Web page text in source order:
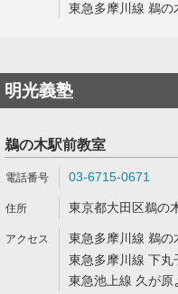
東急多摩川線 鵜
明光義塾
鵜の木駅前教室
03-6715-0671
東京都大田区鵜の
東急多摩川線 鵜
東急多摩川線 下
東急池上線 久が